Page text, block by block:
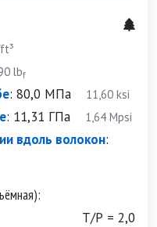
lbf
: 80,0 МПа 11,60 ksi
: 11,31 ГПа 1,64 Mpsi
вдоль волокон:
Т/Р = 2,0